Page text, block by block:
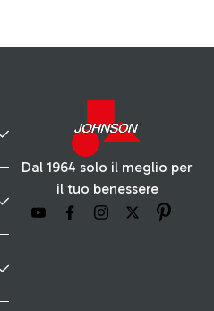
Dal 1964 solo il meglio per
il tuo benessere